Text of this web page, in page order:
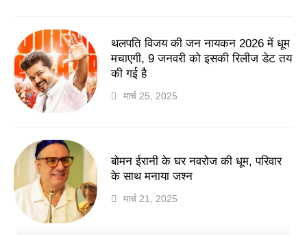
थलपति विजय की जन नायकन 2026 में धूम
मचाएगी, 9 जनवरी को इसकी रिलीज डेट तय
की गई है
मार्च 25, 2025
बोमन ईरानी के घर नवरोज की धूम, परिवार
के साथ मनाया जश्न
मार्च 21, 2025